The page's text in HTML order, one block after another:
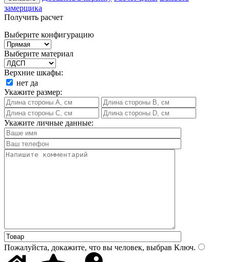
замерщика
Получить расчет
Выберите конфигурацию
Выберите материал
Верхние шкафы:
нет да
Укажите размер:
Укажите личные данные:
Пожалуйста, докажите, что вы человек, выбрав Ключ.